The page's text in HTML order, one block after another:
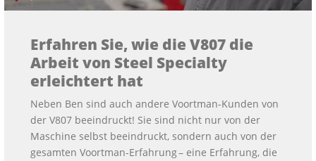
Erfahren Sie, wie die V807 die
Arbeit von Steel Specialty
erleichtert hat
Neben Ben sind auch andere Voortman-Kunden von
der V807 beeindruckt! Sie sind nicht nur von der
Maschine selbst beeindruckt, sondern auch von der
gesamten Voortman-Erfahrung – eine Erfahrung, die